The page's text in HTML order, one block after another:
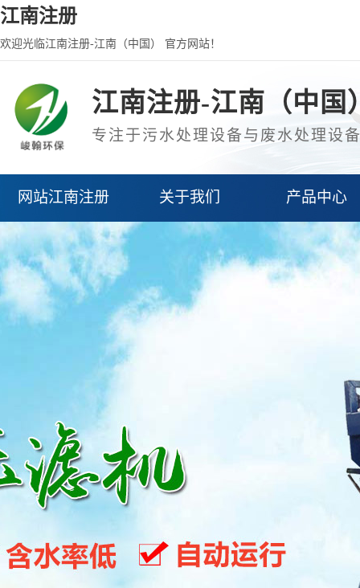
江南注册
欢迎光临江南注册-江南（中国） 官方网站！
江南注册-江南（中国
专注于污水处理设备与废水处理设
网站江南注册 关于我们 产品中心